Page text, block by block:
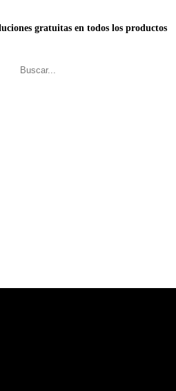
gratuitas en todos los productos